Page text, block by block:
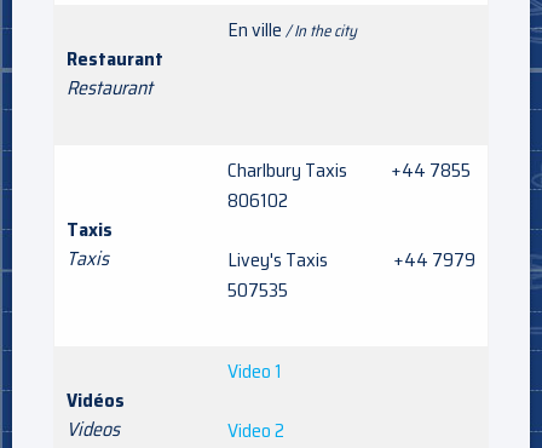
Restaurant
Restaurant
En ville/ In the city
Taxis
Taxis
Charlbury Taxis +44 7855
806102
Livey's Taxis +44 7979
507535
Vidéos
Videos
Video 1
Video 2